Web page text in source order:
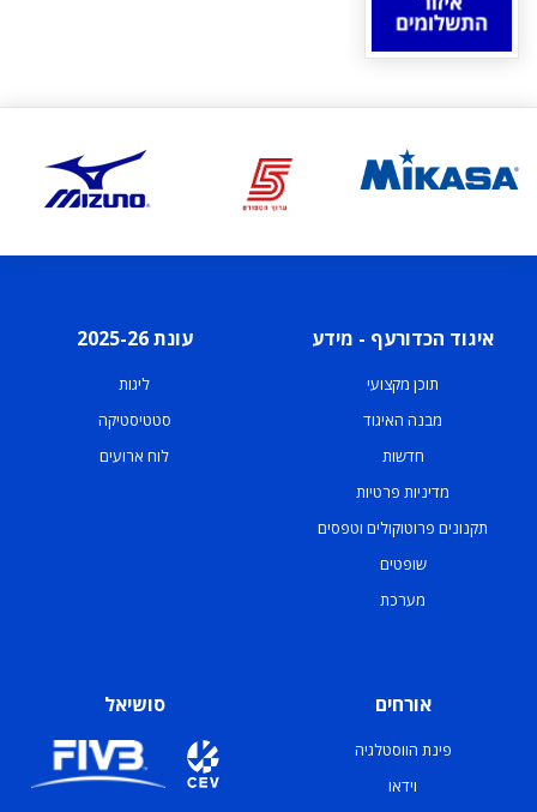
איגוד הכדורעף - מידע
תוכן מקצועי
מבנה האיגוד
חדשות
מדיניות פרטיות
תקנונים פרוטוקולים וטפסים
שופטים
מערכת
עונת 2025-26
ליגות
סטטיסטיקה
לוח ארועים
אורחים
פינת הווסטלגיה
וידאו
סושיאל